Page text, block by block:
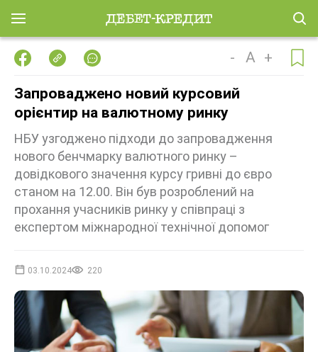
- A +
Запроваджено новий курсовий
орієнтир на валютному ринку
НБУ узгоджено підходи до запровадження
нового бенчмарку валютного ринку –
довідкового значення курсу гривні до євро
станом на 12.00. Він був розроблений на
прохання учасників ринку у співпраці з
експертом міжнародної технічної допомог
03.10.2024 220